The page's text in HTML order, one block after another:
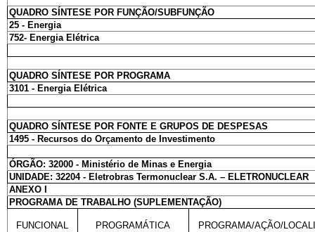
QUADRO SÍNTESE POR FUNÇÃO/SUBFUNÇÃO
25 - Energia
752- Energia Elétrica
QUADRO SÍNTESE POR PROGRAMA
3101 - Energia Elétrica
QUADRO SÍNTESE POR FONTE E GRUPOS DE DESPESAS
1495 - Recursos do Orçamento de Investimento
ÓRGÃO: 32000 - Ministério de Minas e Energia
UNIDADE: 32204 - Eletrobras Termonuclear S.A. – ELETRONUCLEAR
ANEXO I
PROGRAMA DE TRABALHO (SUPLEMENTAÇÃO)
FUNCIONAL PROGRAMÁTICA PROGRAMA/AÇÃO/